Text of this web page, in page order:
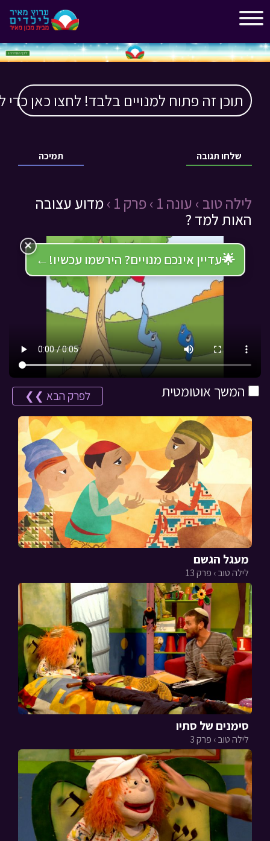
תוכן זה פתוח למנויים בלבד! לחצו כאן כדי
תמיכה שלחו תגובה
לילה טוב › עונה 1 › פרק 1 ›
מדוע עצובה
האות למד ?
🌟עדיין אינכם מנויים? הירשמו עכשיו! ←
×
המשך אוטומטית לפרק הבא ❯❯
מעגל הגשם
לילה טוב › פרק 13
סימנים של סתיו
לילה טוב › פרק 3